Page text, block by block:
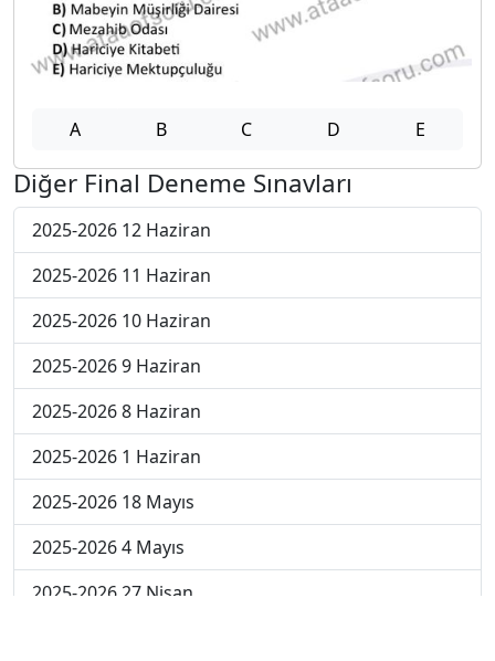
A B C D E
Diğer Final Deneme Sınavları
2025-2026 12 Haziran
2025-2026 11 Haziran
2025-2026 10 Haziran
2025-2026 9 Haziran
2025-2026 8 Haziran
2025-2026 1 Haziran
2025-2026 18 Mayıs
2025-2026 4 Mayıs
2025-2026 27 Nisan